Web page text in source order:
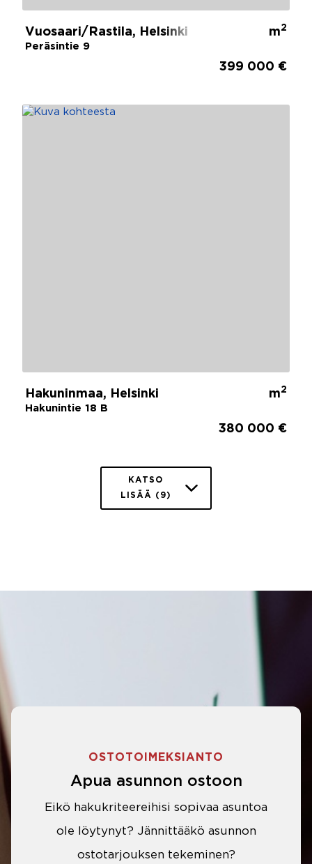
Vuosaari/Rastila, Helsinki
Peräsintie 9
m2
399 000 €
Hakuninmaa, Helsinki
Hakunintie 18 B
m2
380 000 €
KATSO
LISÄÄ (9)
OSTOTOIMEKSIANTO
Apua asunnon ostoon
Eikö hakukriteereihisi sopivaa asuntoa
ole löytynyt? Jännittääkö asunnon
ostotarjouksen tekeminen?